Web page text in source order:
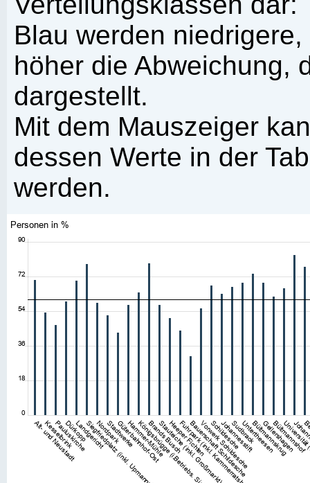
Blau werden
höher die Abweichung,
dargestellt.
Mit dem Mauszeiger
dessen Werte in der
werden.